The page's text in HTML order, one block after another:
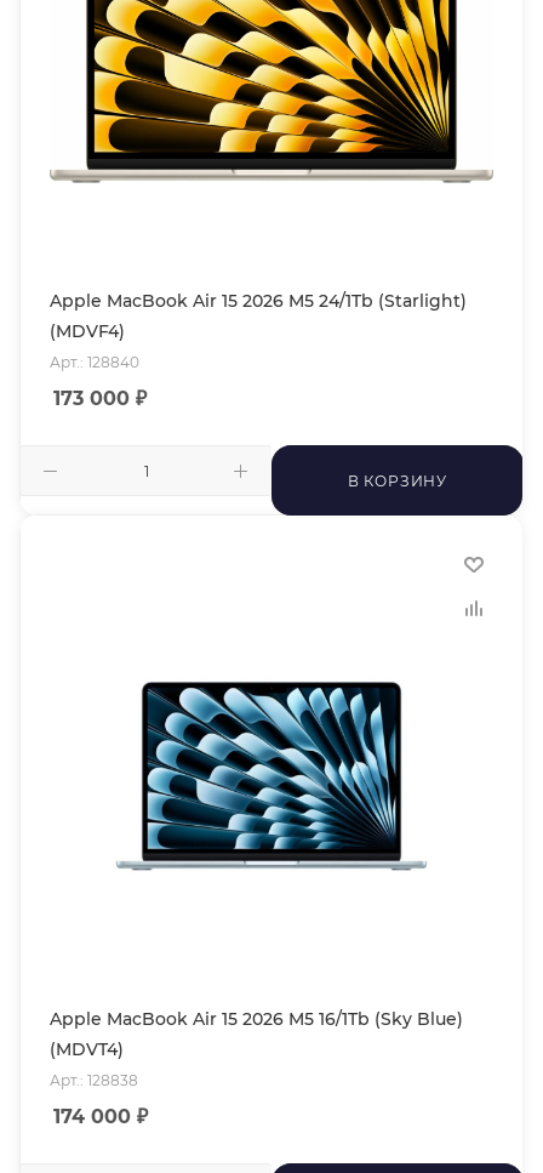
Apple MacBook Air 15 2026 M5 24/1Tb (Starlight)
(MDVF4)
Арт.: 128840
173 000 ₽
В КОРЗИНУ
Apple MacBook Air 15 2026 M5 16/1Tb (Sky Blue)
(MDVT4)
Арт.: 128838
174 000 ₽